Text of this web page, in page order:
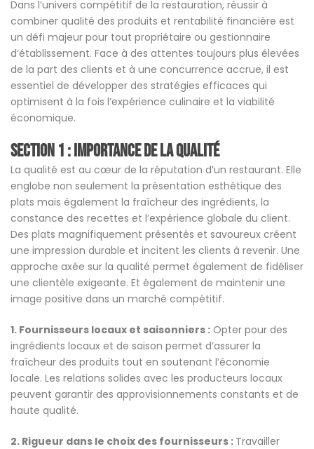
Dans l’univers compétitif de la restauration, réussir à
combiner qualité des produits et rentabilité financière est
un défi majeur pour tout propriétaire ou gestionnaire
d’établissement. Face à des attentes toujours plus élevées
de la part des clients et à une concurrence accrue, il est
essentiel de développer des stratégies efficaces qui
optimisent à la fois l’expérience culinaire et la viabilité
économique.
Section 1 : Importance de la qualité
La qualité est au cœur de la réputation d’un restaurant. Elle
englobe non seulement la présentation esthétique des
plats mais également la fraîcheur des ingrédients, la
constance des recettes et l’expérience globale du client.
Des plats magnifiquement présentés et savoureux créent
une impression durable et incitent les clients à revenir. Une
approche axée sur la qualité permet également de fidéliser
une clientèle exigeante. Et également de maintenir une
image positive dans un marché compétitif.
1. Fournisseurs locaux et saisonniers : Opter pour des
ingrédients locaux et de saison permet d’assurer la
fraîcheur des produits tout en soutenant l’économie
locale. Les relations solides avec les producteurs locaux
peuvent garantir des approvisionnements constants et de
haute qualité.
2. Rigueur dans le choix des fournisseurs : Travailler